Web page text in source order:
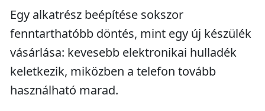
Egy alkatrész beépítése sokszor
fenntarthatóbb döntés, mint egy új készülék
vásárlása: kevesebb elektronikai hulladék
keletkezik, miközben a telefon tovább
használható marad.